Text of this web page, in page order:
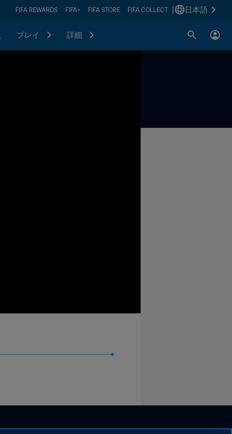
FIFA REWARDS FIFA+ FIFA STORE FIFA COLLECT 日本語
プレイ 詳細